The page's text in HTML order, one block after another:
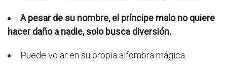
A pesar de su nombre, el príncipe malo no quiere
hacer daño a nadie, solo busca diversión.
Puede volar en su propia alfombra mágica.